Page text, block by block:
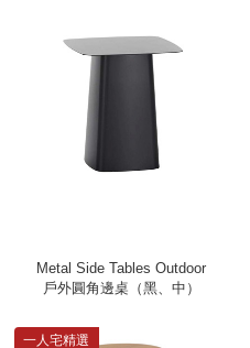
Metal Side Tables Outdoor
戶外圓角邊桌（黑、中）
一人宅精選